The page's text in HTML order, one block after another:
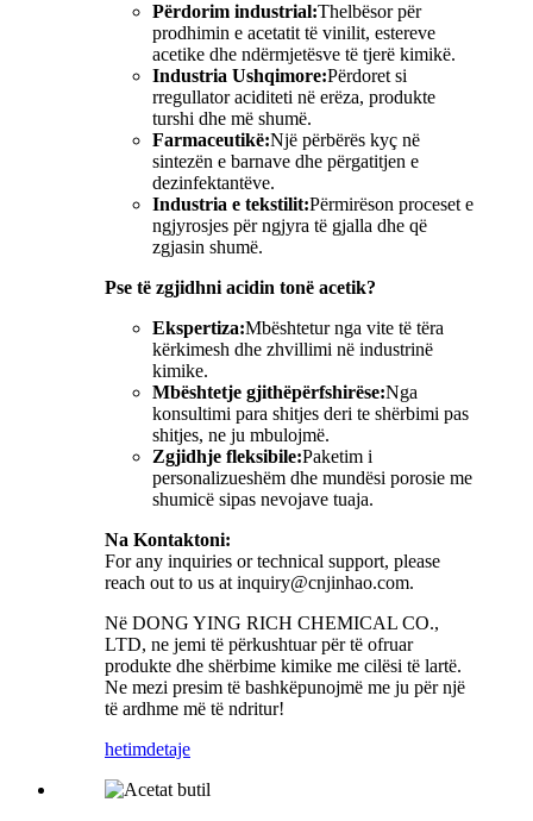
Përdorim industrial:Thelbësor për
prodhimin e acetatit të vinilit, estereve
acetike dhe ndërmjetësve të tjerë kimikë.
Industria Ushqimore:Përdoret si
rregullator aciditeti në erëza, produkte
turshi dhe më shumë.
Farmaceutikë:Një përbërës kyç në
sintezën e barnave dhe përgatitjen e
dezinfektantëve.
Industria e tekstilit:Përmirëson proceset e
ngjyrosjes për ngjyra të gjalla dhe që
zgjasin shumë.
Pse të zgjidhni acidin tonë acetik?
Ekspertiza:Mbështetur nga vite të tëra
kërkimesh dhe zhvillimi në industrinë
kimike.
Mbështetje gjithëpërfshirëse:Nga
konsultimi para shitjes deri te shërbimi pas
shitjes, ne ju mbulojmë.
Zgjidhje fleksibile:Paketim i
personalizueshëm dhe mundësi porosie me
shumicë sipas nevojave tuaja.
Na Kontaktoni:
For any inquiries or technical support, please
reach out to us at inquiry@cnjinhao.com.
Në DONG YING RICH CHEMICAL CO.,
LTD, ne jemi të përkushtuar për të ofruar
produkte dhe shërbime kimike me cilësi të lartë.
Ne mezi presim të bashkëpunojmë me ju për një
të ardhme më të ndritur!
hetimdetaje